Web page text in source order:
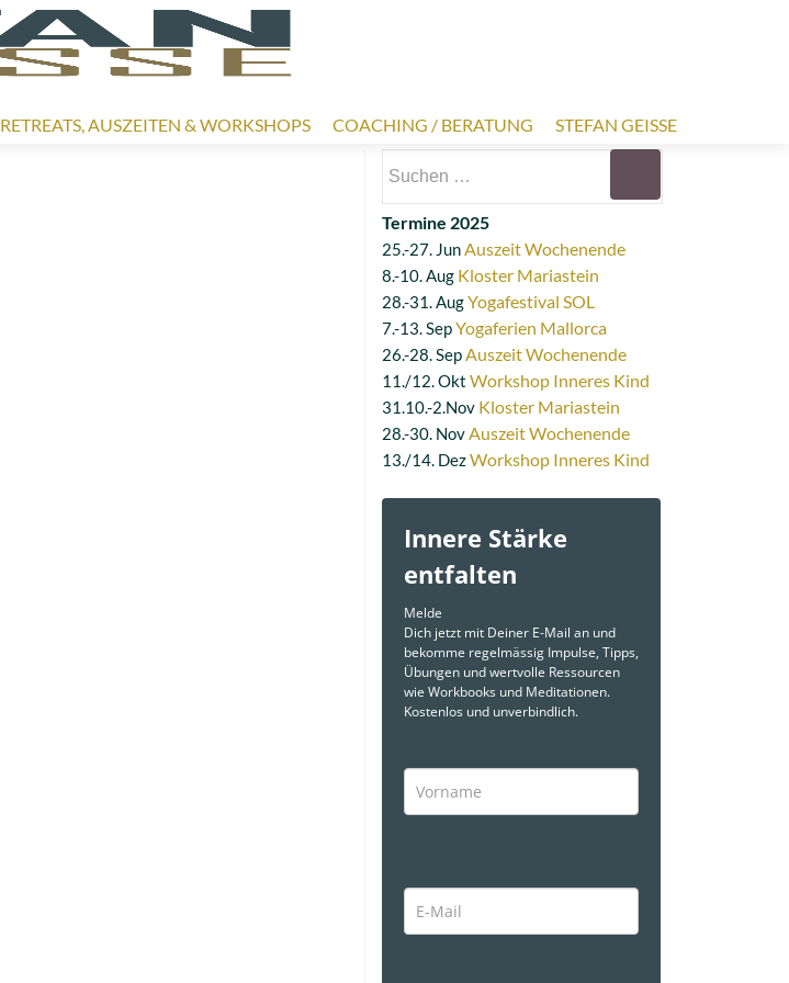
Inhalt
RETREATS, AUSZEITEN & WORKSHOPS COACHING / BERATUNG
STEFAN GEISSE
nach:
Termine 2025
25.-27. JunAuszeit Wochenende
8.-10. Aug Kloster Mariastein
28.-31. AugYogafestival SOL
7.-13. SepYogaferien Mallorca
26.-28. SepAuszeit Wochenende
11./12. Okt Workshop Inneres Kind
31.10.-2.Nov Kloster Mariastein
28.-30. NovAuszeit Wochenende
13./14. DezWorkshop Inneres Kind
Innere Stärke
entfalten
Melde
Dich jetzt mit Deiner E-Mail an und
bekomme regelmässig Impulse, Tipps,
Übungen und wertvolle Ressourcen
wie Workbooks und Meditationen.
Kostenlos und unverbindlich.